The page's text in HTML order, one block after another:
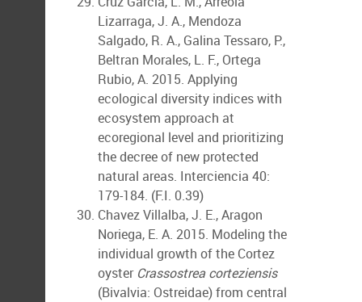
Lizarraga, J. A., Mendoza
Salgado, R. A., Galina Tessaro, P.,
Beltran Morales, L. F., Ortega
Rubio, A. 2015. Applying
ecological diversity indices with
ecosystem approach at
ecoregional level and prioritizing
the decree of new protected
natural areas. Interciencia 40:
179-184. (F.I. 0.39)
Chavez Villalba, J. E., Aragon
Noriega, E. A. 2015. Modeling the
individual growth of the Cortez
oyster Crassostrea corteziensis
(Bivalvia: Ostreidae) from central